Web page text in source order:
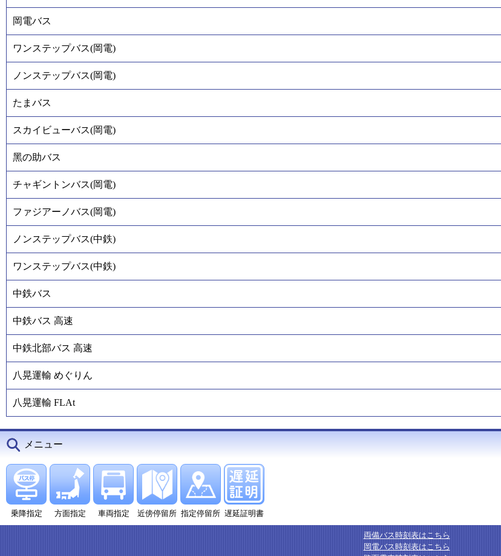
岡電バス
ワンステップバス(岡電)
ノンステップバス(岡電)
たまバス
スカイビューバス(岡電)
黑の助バス
チャギントンバス(岡電)
ファジアーノバス(岡電)
ノンステップバス(中鉄)
ワンステップバス(中鉄)
中鉄バス
中鉄バス 高速
中鉄北部バス 高速
八晃運輸 めぐりん
八晃運輸 FLAt
メニュー
乗降指定 方面指定 車両指定 近傍停留所 指定停留所 遅延証明書
両備バス時刻表はこちら
岡電バス時刻表はこちら